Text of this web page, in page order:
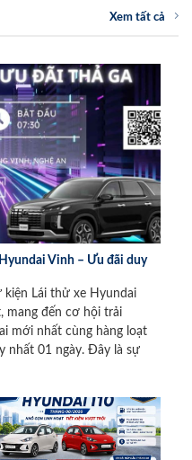
Xem tất cả
Vinh – Ưu đãi duy
Lái thử xe Hyundai
mang đến cơ hội trải
mới nhất cùng hàng loạt
nhất 01 ngày. Đây là sự